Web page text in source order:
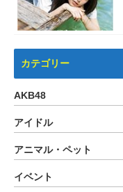
カテゴリー
AKB48
アイドル
アニマル・ペット
イベント